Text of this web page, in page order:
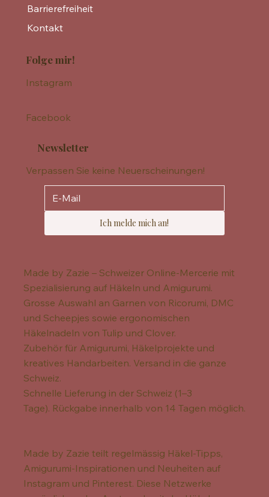
Barrierefreiheit
Kontakt
Folge mir!
Instagram
Facebook
Newsletter
Verpassen Sie keine Neuerscheinungen!
Ich melde mich an!
Made by Zazie – Schweizer Online-Mercerie mit
Spezialisierung auf Häkeln und Amigurumi.
Grosse Auswahl an Garnen von Ricorumi, DMC
und Scheepjes sowie ergonomischen
Häkelnadeln von Tulip und Clover.
Zubehör für Amigurumi, Häkelprojekte und
kreatives Handarbeiten. Versand in die ganze
Schweiz.
Schnelle Lieferung in der Schweiz (1–3
Tage). Rückgabe innerhalb von 14 Tagen möglich.
Made by Zazie teilt regelmässig Häkel-Tipps,
Amigurumi-Inspirationen und Neuheiten auf
Instagram und Pinterest. Diese Netzwerke